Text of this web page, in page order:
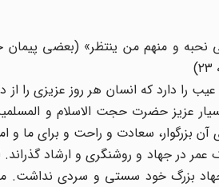
و منهم من ینتظر» (بعضی پیمان
عیب را دارد که انسان هر روز عزیزی
عزیز حضرت حجت الاسلام و
بزرگوار، سعادت و راحت و برای ما و
عمر در جهاد و روشنگری و ارشاد
بزرگ خود سستی و سردی نداشت. من